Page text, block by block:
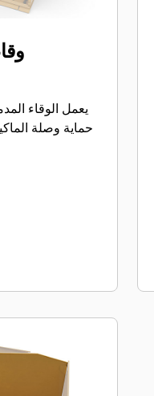
يعمل الوقاء
حماية وصلة